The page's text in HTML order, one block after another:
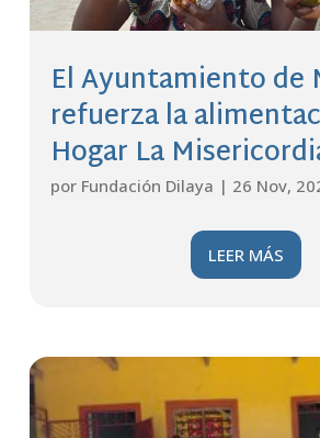
El Ayuntamiento de
refuerza la
Hogar La
por Fundación Dilaya | 26 Nov,
LEER MÁS